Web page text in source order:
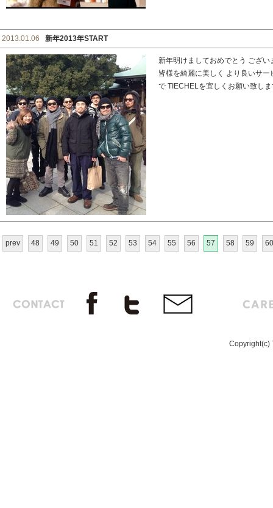
2013.01.06 新年2013年START
新年明けましておめでとう ござ
皆様を綺麗に美しく より良いサ
で TIECHELを宜しくお願い致しま
prev 48 49 50 51 52 53 54 55 56 57 58 59 60
Copyright(c)